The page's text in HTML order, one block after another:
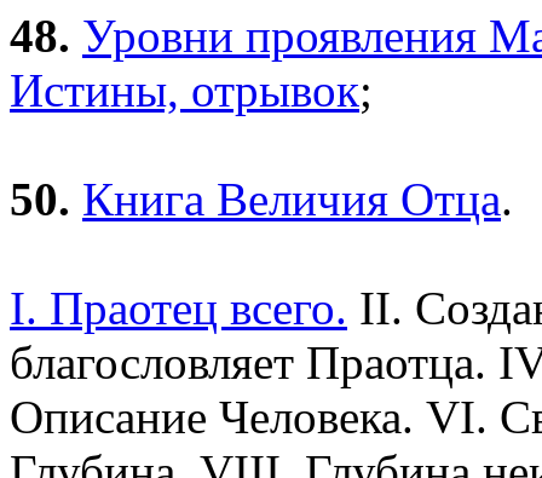
48. Уровни проявления
Истины, отрывок;
50. Книга Величия Отца.
I. Праотец всего. II.
благословляет Праотца.
Описание Человека. VI.